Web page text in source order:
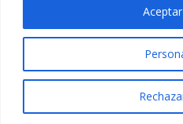
Privacidad
© 2018 Todos los